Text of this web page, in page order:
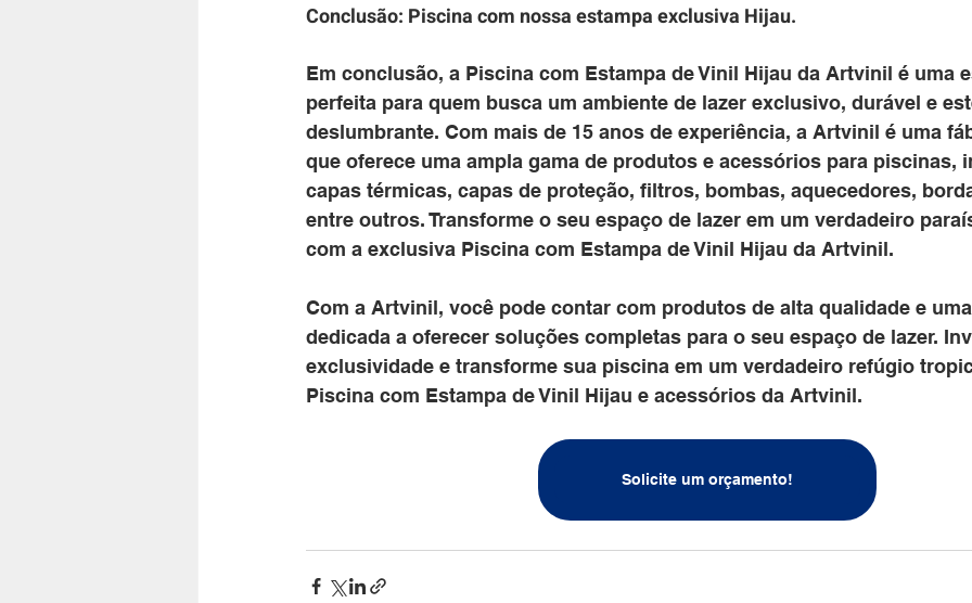
Conclusão: Piscina com nossa estampa exclusiva Hijau.
Em conclusão, a Piscina com Estampa de Vinil Hijau da Artvinil é uma
perfeita para quem busca um ambiente de lazer exclusivo, durável e
deslumbrante. Com mais de 15 anos de experiência, a Artvinil é uma
que oferece uma ampla gama de produtos e acessórios para piscinas,
capas térmicas, capas de proteção, filtros, bombas, aquecedores,
entre outros. Transforme o seu espaço de lazer em um verdadeiro
com a exclusiva Piscina com Estampa de Vinil Hijau da Artvinil.
Com a Artvinil, você pode contar com produtos de alta qualidade e
dedicada a oferecer soluções completas para o seu espaço de lazer.
exclusividade e transforme sua piscina em um verdadeiro refúgio
Piscina com Estampa de Vinil Hijau e acessórios da Artvinil.
Solicite um orçamento!